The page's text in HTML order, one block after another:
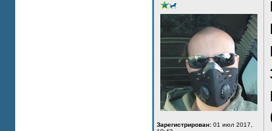
Зарегистрирован: 01 июл 2017,